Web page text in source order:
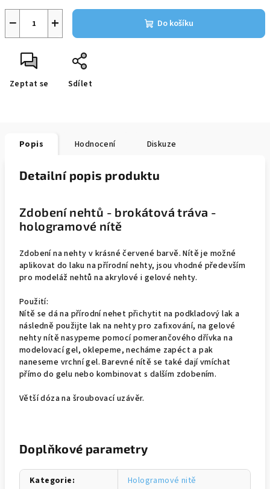
+
− Do košíku
Zeptat se Sdílet
Popis Hodnocení Diskuze
Detailní popis produktu
Zdobení nehtů - brokátová tráva -
hologramové nítě
Zdobení na nehty v krásné červené barvě. Nítě je možné
aplikovat do laku na přírodní nehty, jsou vhodné především
pro modeláž nehtů na akrylové i gelové nehty.
Použití:
Nítě se dá na přírodní nehet přichytit na podkladový lak a
následně použijte lak na nehty pro zafixování, na gelové
nehty nítě nasypeme pomocí pomerančového dřívka na
modelovací gel, oklepeme, necháme zapéct a pak
naneseme vrchní gel. Barevné nítě se také dají vmíchat
přímo do gelu nebo kombinovat s dalším zdobením.
Větší dóza na šroubovací uzávěr.
Doplňkové parametry
Kategorie:
Hologramové nitě